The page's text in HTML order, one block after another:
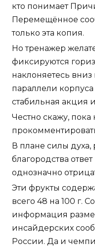
кто понимает
Перемещённое
только эта копия.
Но тренажер
фиксируются
наклоняетесь
параллели
стабильная акция
Честно скажу, пока
В плане силы духа,
благородства
однозначно
Эти фрукты
всего 48 на 100 г.
информация
инсайдерских
России. Да и